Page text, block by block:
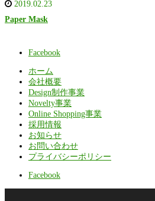
2019.02.23
Paper Mask
Facebook
ホーム
会社概要
Design制作事業
Novelty事業
Online Shopping事業
採用情報
お知らせ
お問い合わせ
プライバシーポリシー
Facebook